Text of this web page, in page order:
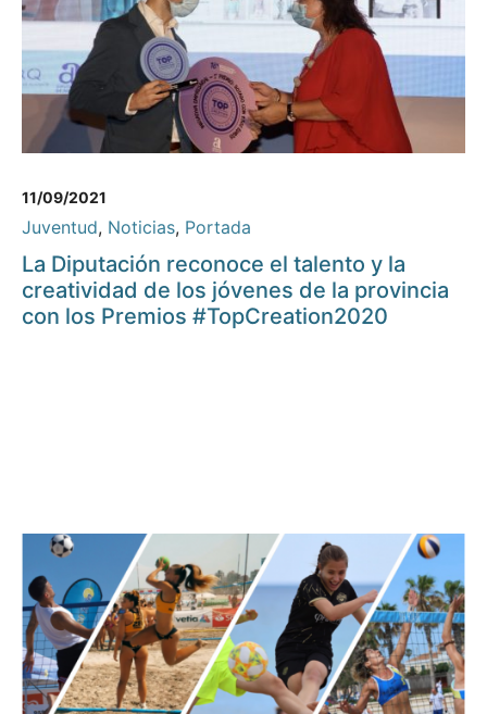
11/09/2021
Juventud, Noticias, Portada
La Diputación reconoce el talento y la
creatividad de los jóvenes de la provincia
con los Premios #TopCreation2020